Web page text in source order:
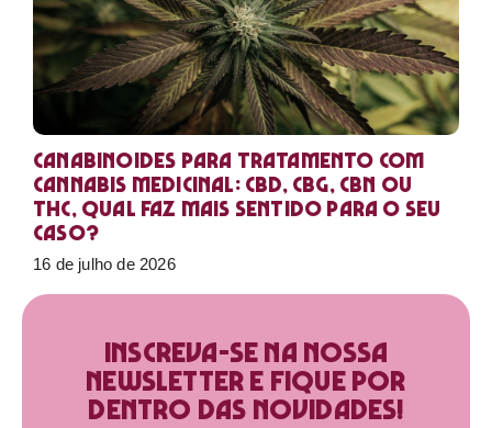
Canabinoides para tratamento com
cannabis medicinal: CBD, CBG, CBN ou
THC, qual faz mais sentido para o seu
caso?
16 de julho de 2026
Inscreva-se na nossa
newsletter e fique por
dentro das novidades!​